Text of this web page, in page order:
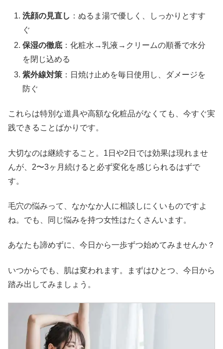
洗顔の見直し ：ぬるま湯で優しく、しっかりとすす
ぐ
保湿の徹底 ：化粧水→乳液→クリームの順番で水分
を閉じ込める
紫外線対策 ：日焼け止めを毎日使用し、ダメージを
防ぐ
これらは特別な道具や高額な化粧品がなくても、今すぐ実
践できることばかりです。
大切なのは継続すること。1日や2日では効果は現れませ
んが、2〜3ヶ月続けると必ず変化を感じられるはずで
す。
毛穴の悩みって、なかなか人に相談しにくいものですよ
ね。でも、同じ悩みを持つ女性はたくさんいます。
あなたも諦めずに、今日から一歩ずつ始めてみませんか？
いつからでも、肌は変われます。まずはひとつ、今日から
踏み出してみましょう。